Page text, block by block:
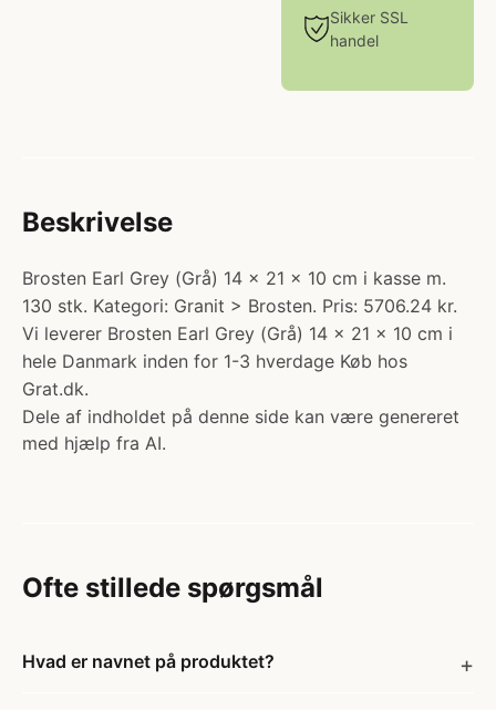
Sikker SSL
handel
Beskrivelse
Brosten Earl Grey (Grå) 14 x 21 x 10 cm i kasse m.
130 stk. Kategori: Granit > Brosten. Pris: 5706.24 kr.
Vi leverer Brosten Earl Grey (Grå) 14 x 21 x 10 cm i
hele Danmark inden for 1-3 hverdage Køb hos
Grat.dk.
Dele af indholdet på denne side kan være genereret
med hjælp fra AI.
Ofte stillede spørgsmål
Hvad er navnet på produktet?